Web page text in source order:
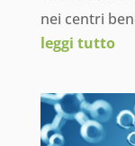
nei centri
leggi tutto